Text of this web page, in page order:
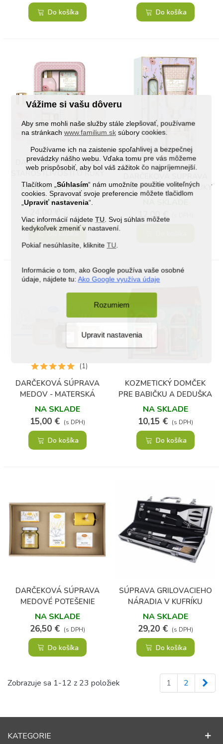
Vážime si vašu dôveru
Aby sme mohli naše služby stále zlepšovať, používame
na stránkachwww.familium.sk súbory cookies.
Používame ich na zaistenie spoľahlivej a bezpečnej
prevádzky nášho webu. Vďaka tomu pre vás môžeme
web prispôsobiť, aby bol váš zážitok čo najpríjemnejší.
Tlačítkom „Súhlasím“ nám umožníte použitie voliteľných
cookies. Spravovať svoje preferencie môžete tlačidlom
„Upraviť nastavenia“.
Viac informácií nájdete TU . Svoj súhlas môžete
kedykoľvek zmeniť v nastavení.
Pokiaľ nesúhlasíte, klikniteTU.
Informácie o tom, ako Google používa vaše osobné
údaje, nájdete tu:Ako Google využíva údaje
Rozumiem
Upravit nastavenia
Do košíka Do košíka
DARČEKOVÁ SÚPRAVA
STAROSTLIVOSTI O RUKY
ROYALE GARDEN
POSLEDNÉ KUSY V
SKLADE
Do košíka
STAROSTLIVOSTI O RUKY
S PILNÍKOM
12,00 €
(1)
DARČEKOVÁ SÚPRAVA
MEDOV - MATERSKÁ
KAŠIČKA, GUARANA A
POHYB V MEDE
NA SKLADE
15,00 € (s DPH)
(1)
Do košíka
KOZMETICKÝ DOMČEK
PRE BABIČKU A DEDUŠKA
NA SKLADE
10,15 € (s DPH)
Do košíka
DARČEKOVÁ SÚPRAVA
MEDOVÉ POTEŠENIE
NA SKLADE
26,50 € (s DPH)
Do košíka
SÚPRAVA GRILOVACIEHO
NÁRADIA V KUFRÍKU
NA SKLADE
29,20 € (s DPH)
Do košíka
Zobrazuje sa 1-12 z 23 položiek 1 2
KATEGORIE